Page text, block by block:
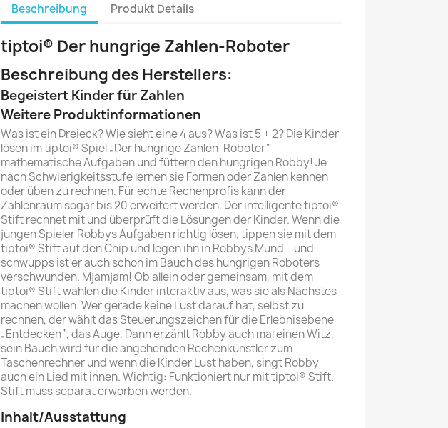
Beschreibung Produkt Details
tiptoi® Der hungrige Zahlen-Roboter
Beschreibung des Herstellers:
Begeistert Kinder für Zahlen
Weitere Produktinformationen
Was ist ein Dreieck? Wie sieht eine 4 aus? Was ist 5 + 2? Die Kinder
lösen im tiptoi® Spiel „Der hungrige Zahlen-Roboter“
mathematische Aufgaben und füttern den hungrigen Robby! Je
nach Schwierigkeitsstufe lernen sie Formen oder Zahlen kennen
oder üben zu rechnen. Für echte Rechenprofis kann der
Zahlenraum sogar bis 20 erweitert werden. Der intelligente tiptoi®
Stift rechnet mit und überprüft die Lösungen der Kinder. Wenn die
jungen Spieler Robbys Aufgaben richtig lösen, tippen sie mit dem
tiptoi® Stift auf den Chip und legen ihn in Robbys Mund – und
schwupps ist er auch schon im Bauch des hungrigen Roboters
verschwunden. Mjamjam! Ob allein oder gemeinsam, mit dem
tiptoi® Stift wählen die Kinder interaktiv aus, was sie als Nächstes
machen wollen. Wer gerade keine Lust darauf hat, selbst zu
rechnen, der wählt das Steuerungszeichen für die Erlebnisebene
„Entdecken“, das Auge. Dann erzählt Robby auch mal einen Witz,
sein Bauch wird für die angehenden Rechenkünstler zum
Taschenrechner und wenn die Kinder Lust haben, singt Robby
auch ein Lied mit ihnen. Wichtig: Funktioniert nur mit tiptoi® Stift.
Stift muss separat erworben werden.
Inhalt/Ausstattung